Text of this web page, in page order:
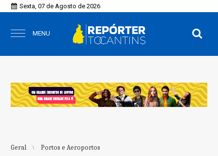
Sexta, 07 de Agosto de 2026
MENU
Geral Portos e Aeroportos